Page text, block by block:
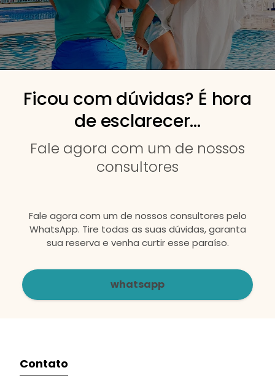
Ficou com dúvidas? É hora
de esclarecer...
Fale agora com um de nossos
consultores
Fale agora com um de nossos consultores pelo
WhatsApp. Tire todas as suas dúvidas, garanta
sua reserva e venha curtir esse paraíso.
whatsapp
Contato